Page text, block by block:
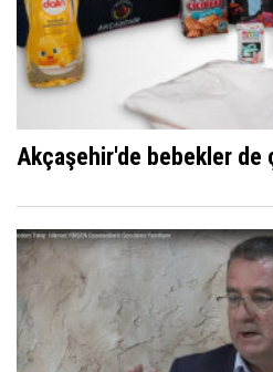
Akçaşehir'de bebekler de